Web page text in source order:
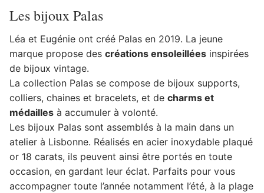
Les bijoux Palas
Léa et Eugénie ont créé Palas en 2019. La jeune
marque propose des créations ensoleillées inspirées
de bijoux vintage.
La collection Palas se compose de bijoux supports,
colliers, chaines et bracelets, et de charms et
médailles à accumuler à volonté.
Les bijoux Palas sont assemblés à la main dans un
atelier à Lisbonne. Réalisés en acier inoxydable plaqué
or 18 carats, ils peuvent ainsi être portés en toute
occasion, en gardant leur éclat. Parfaits pour vous
accompagner toute l’année notamment l’été, à la plage